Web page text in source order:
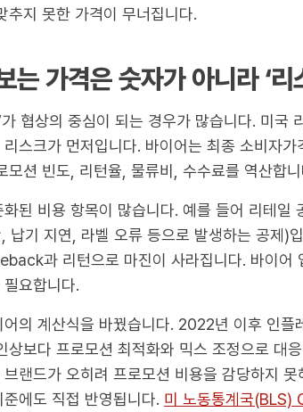
추지 못한 가격이 무너집니다.
는 가격은 숫자가 아니라 ‘리
협상의 중심이 되는 경우가 많습니다. 미국
스크가 먼저입니다. 바이어는 최종 소비자가
모션 빈도, 리턴율, 물류비, 수수료를 역산합
된 비용 항목이 많습니다. 예를 들어 리테일
기 지연, 라벨 오류 등으로 발생하는 공제)
과 리턴으로 마진이 사라집니다. 바이어
요합니다.
의 계산식을 바꿨습니다. 2022년 이후 인플
상보다 프로모션 최적화와 믹스 조정으로 대
랜드가 오히려 프로모션 비용을 감당하지 못
에도 직접 반영됩니다. 미 노동통계국(BLS)